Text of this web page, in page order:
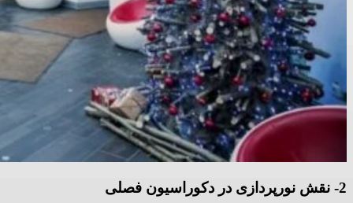
2- نقش نورپردازی در دکوراسیون فصلی